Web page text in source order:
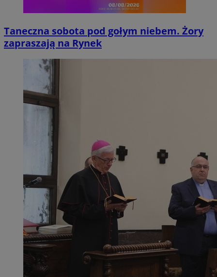
Taneczna sobota pod gołym niebem. Żory
zapraszają na Rynek